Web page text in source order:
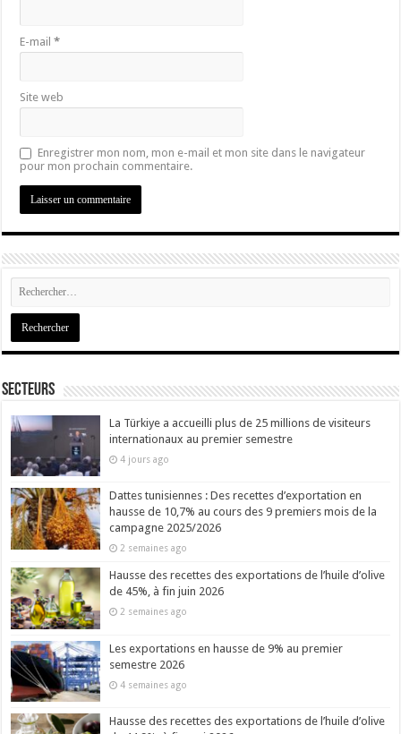
E-mail*
Site web
Enregistrer mon nom, mon e-mail et mon site dans le navigateur
pour mon prochain commentaire.
Secteurs
La Türkiye a accueilli plus de 25 millions de visiteurs
internationaux au premier semestre
4 jours ago
Dattes tunisiennes : Des recettes d’exportation en
hausse de 10,7% au cours des 9 premiers mois de la
campagne 2025/2026
2 semaines ago
Hausse des recettes des exportations de l’huile d’olive
de 45%, à fin juin 2026
2 semaines ago
Les exportations en hausse de 9% au premier
semestre 2026
4 semaines ago
Hausse des recettes des exportations de l’huile d’olive